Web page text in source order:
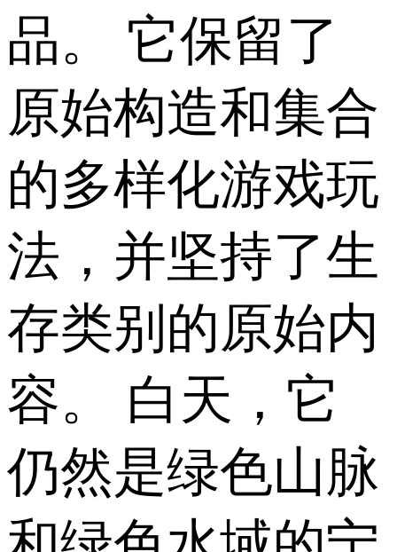
品。 它保留了
原始构造和集合
的多样化游戏玩
法，并坚持了生
存类别的原始内
容。 白天，它
仍然是绿色山脉